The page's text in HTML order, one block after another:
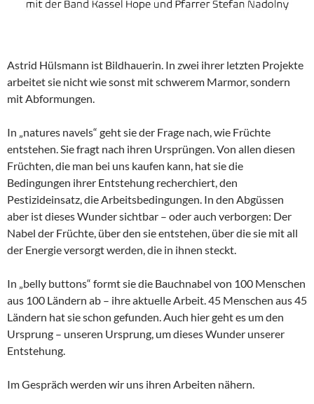
Astrid Hülsmann ist Bildhauerin. In zwei ihrer letzten Projekte
arbeitet sie nicht wie sonst mit schwerem Marmor, sondern
mit Abformungen.
In „natures navels“ geht sie der Frage nach, wie Früchte
entstehen. Sie fragt nach ihren Ursprüngen. Von allen diesen
Früchten, die man bei uns kaufen kann, hat sie die
Bedingungen ihrer Entstehung recherchiert, den
Pestizideinsatz, die Arbeitsbedingungen. In den Abgüssen
aber ist dieses Wunder sichtbar – oder auch verborgen: Der
Nabel der Früchte, über den sie entstehen, über die sie mit all
der Energie versorgt werden, die in ihnen steckt.
In „belly buttons“ formt sie die Bauchnabel von 100 Menschen
aus 100 Ländern ab – ihre aktuelle Arbeit. 45 Menschen aus 45
Ländern hat sie schon gefunden. Auch hier geht es um den
Ursprung – unseren Ursprung, um dieses Wunder unserer
Entstehung.
Im Gespräch werden wir uns ihren Arbeiten nähern.